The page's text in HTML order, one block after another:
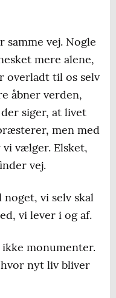
samme vej. Nogle
mere alene,
overladt til os selv
åbner verden,
siger, at livet
men med
vælger. Elsket,
vej.
vi selv skal
vi lever i og af.
monumenter.
nyt liv bliver